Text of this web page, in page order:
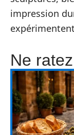
impression
Ne